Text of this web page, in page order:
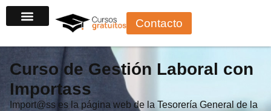
al
Contacto
Curso de Gestión Laboral con
Importass
Import@ss es la página web de la Tesorería General de la